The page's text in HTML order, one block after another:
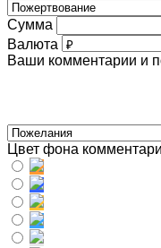
Сумма
Валюта
Ваши комментарии и
Цвет фона